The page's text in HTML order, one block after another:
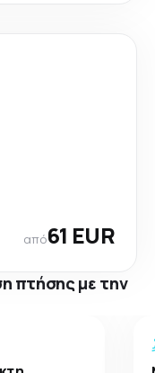
από61 EUR
πτήσης με την